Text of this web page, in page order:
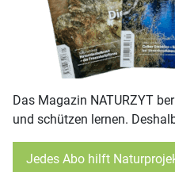
Das Magazin NATURZYT
und schützen lernen.
Jedes Abo hilft